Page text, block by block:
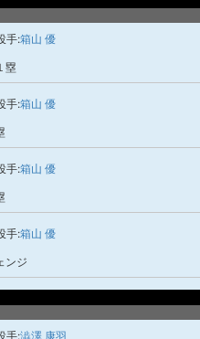
手:箱山 優
塁
手:箱山 優
手:箱山 優
手:箱山 優
ンジ
手:澁澤 康羽